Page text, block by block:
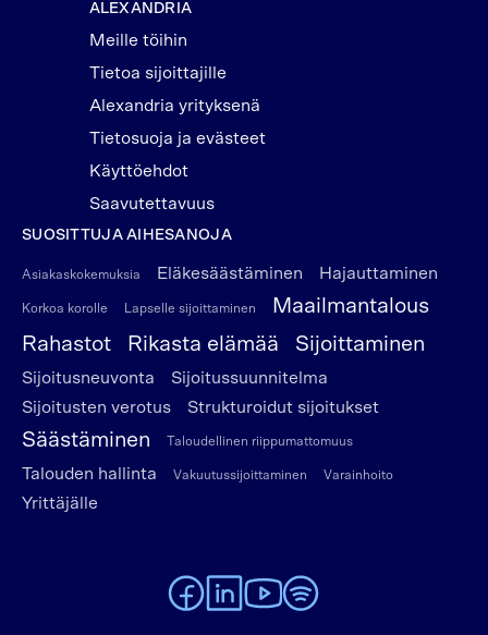
ALEXANDRIA
Meille töihin
Tietoa sijoittajille
Alexandria yrityksenä
Tietosuoja ja evästeet
Käyttöehdot
Saavutettavuus
SUOSITTUJA AIHESANOJA
Asiakaskokemuksia Eläkesäästäminen Hajauttaminen
Korkoa korolle Lapselle sijoittaminen
Maailmantalous
Rahastot
Rikasta elämää Sijoittaminen
Sijoitusneuvonta
Sijoitussuunnitelma
Sijoitusten verotus
Strukturoidut sijoitukset
Säästäminen Taloudellinen riippumattomuus
Talouden hallinta Vakuutussijoittaminen Varainhoito
Yrittäjälle
To Alexandria Facebook page
To Alexandria LinkedIn page
To Alexandria Youtube page
To Alexandria Spotify